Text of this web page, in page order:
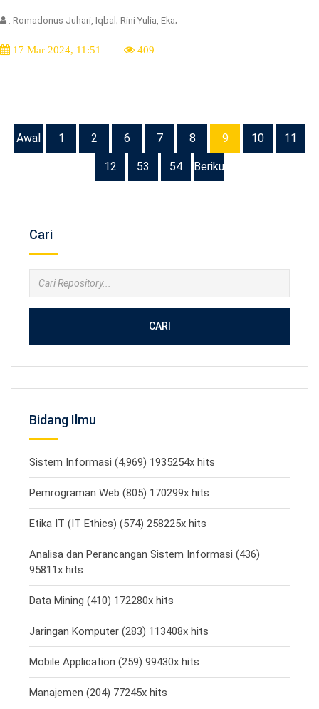
: Romadonus Juhari, Iqbal; Rini Yulia, Eka;
17 Mar 2024, 11:51 409
Awal 1 2 6 7 8 9 10 11
12 53 54 Berikutnya
Cari
CARI
Bidang Ilmu
Sistem Informasi (4,969) 1935254x hits
Pemrograman Web (805) 170299x hits
Etika IT (IT Ethics) (574) 258225x hits
Analisa dan Perancangan Sistem Informasi (436)
95811x hits
Data Mining (410) 172280x hits
Jaringan Komputer (283) 113408x hits
Mobile Application (259) 99430x hits
Manajemen (204) 77245x hits